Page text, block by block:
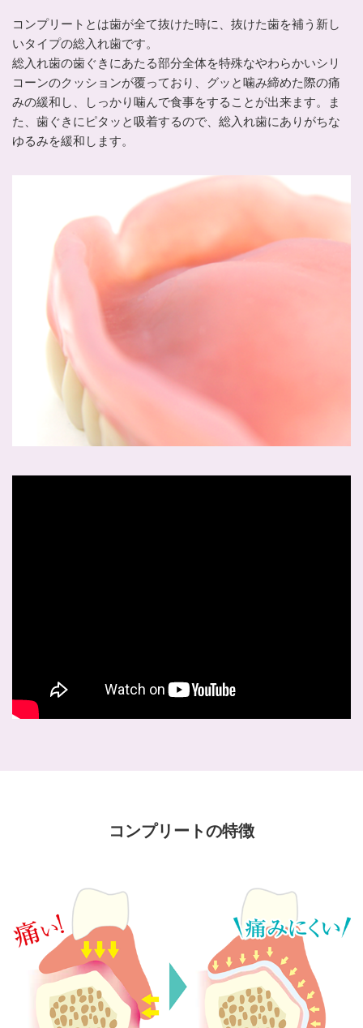
コンプリートとは歯が全て抜けた時に、抜けた歯を補う新し
いタイプの総入れ歯です。
総入れ歯の歯ぐきにあたる部分全体を特殊なやわらかいシリ
コーンのクッションが覆っており、グッと噛み締めた際の痛
みの緩和し、しっかり噛んで食事をすることが出来ます。ま
た、歯ぐきにピタッと吸着するので、総入れ歯にありがちな
ゆるみを緩和します。
コンプリートの特徴